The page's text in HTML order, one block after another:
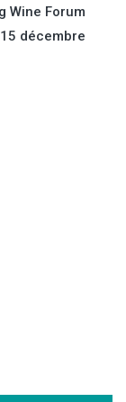
Wine Forum
décembre